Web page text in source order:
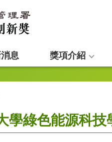
息 獎項介紹
學綠色能源科